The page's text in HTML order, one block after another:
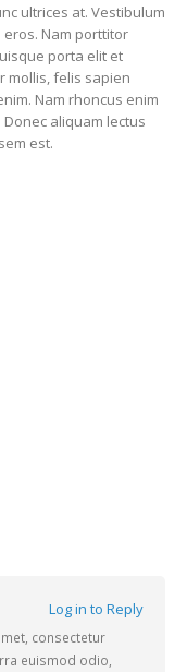
ultrices at. Vestibulum
Nam porttitor
porta elit et
mollis, felis sapien
Nam rhoncus enim
aliquam lectus
est.
Log in to Reply
consectetur
euismod odio,